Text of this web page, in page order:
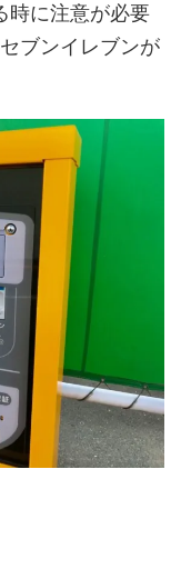
時に注意が必要
ブンイレブンが